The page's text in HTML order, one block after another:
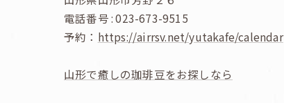
電話番号 : 023-673-9515
予約： https://airrsv.net/yutakafe/calendar
山形で癒しの珈琲豆をお探しなら